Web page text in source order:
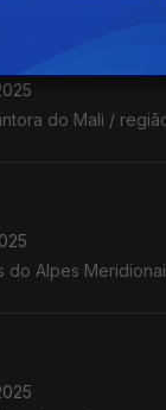
do Mali /
do Alpes